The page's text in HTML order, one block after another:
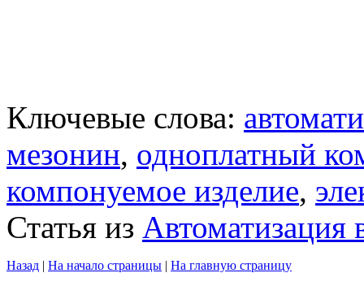
Ключевые слова:
мезонин, одноплатный
компонуемое изделие,
Статья из
Назад | На начало страницы | На главную страницу